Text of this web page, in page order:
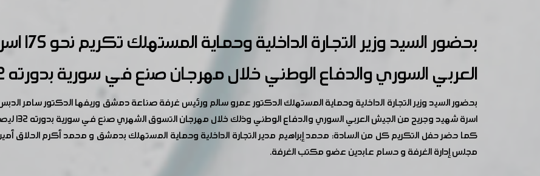
بحضور
العربي السوري والدفاع الوطني خلال مهرجان صنع في سورية بدورته ١٣٢
اسرة شهيد وجريح من الجيش العربي السوري والدفاع الوطني وذلك خلال مهرجان التسوق الشهري صنع في سورية بدورته ١٣٢ ليصل اجمالي المكرمين أمس واليوم الى ٣٣٠ اسرة مكرمة.
كما حضر حفل التكريم كل من السادة: محمد إبراهيم مدير التجارة الداخلية وحماية المستهلك بدمشق و محمد أكرم
مجلس إدارة الغرفة و حسام عابدين عضو مكتب الغرفة.